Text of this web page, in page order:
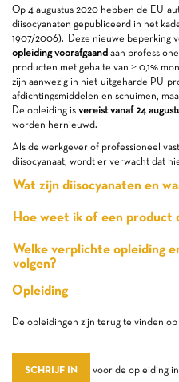
Op 4 augustus 2020 hebben de EU-
diisocyanaten gepubliceerd in het
1907/2006). Deze nieuwe beperking
opleiding voorafgaand aan
producten met gehalte van ≥ 0,1%
zijn aanwezig in niet-uitgeharde PU-
afdichtingsmiddelen en schuimen,
De opleiding is vereist vanaf 24
worden hernieuwd.
Als de werkgever of professioneel
diisocyanaat, wordt er verwacht dat
Wat zijn diisocyanaten en
Hoe weet ik of een product
Welke verplichte opleiding
volgen?
Opleiding
De opleidingen zijn terug te vinden op
SCHRIJF IN voor de opleiding